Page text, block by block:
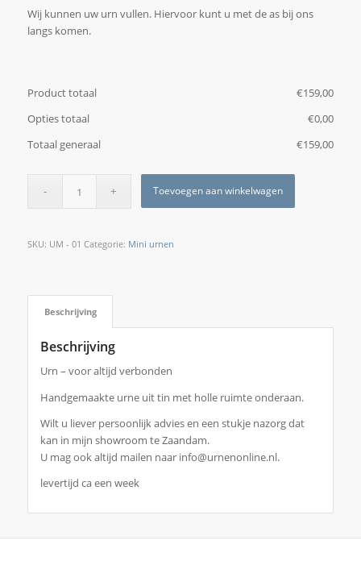
Wij kunnen uw urn vullen. Hiervoor kunt u met de as bij ons
langs komen.
Product totaal €‎159,00
Opties totaal
€‎0,00
Totaal generaal
€‎159,00
Toevoegen aan winkelwagen
SKU: UM - 01 Categorie: Mini urnen
Beschrijving
Beschrijving
Urn – voor altijd verbonden
Handgemaakte urne uit tin met holle ruimte onderaan.
Wilt u liever persoonlijk advies en een stukje nazorg dat
kan in mijn showroom te Zaandam.
U mag ook altijd mailen naar info@urnenonline.nl.
levertijd ca een week